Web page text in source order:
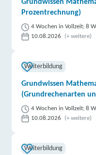
Grundwissen
Prozentrechnung)
4 Wochen in Vollzeit; 8
10.08.2026
(+ weitere)
Weiterbildung
Grundwissen
(Grundrechenarten
4 Wochen in Vollzeit; 8
10.08.2026
(+ weitere)
Weiterbildung